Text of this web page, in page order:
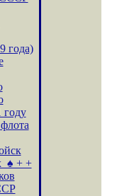
года)
году
♠ + +